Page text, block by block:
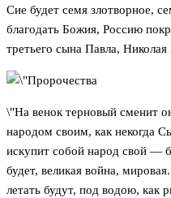
Сие будет семя злотворное,
благодать Божия, Россию
третьего сына Павла, Николая
\"На венок терновый сменит
народом своим, как некогда
искупит собой народ свой —
будет, великая война,
летать будут, под водою, как